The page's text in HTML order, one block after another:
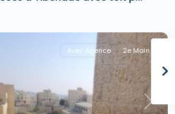
Next
Avec Agence 2e Main